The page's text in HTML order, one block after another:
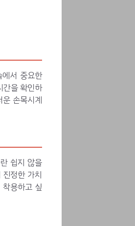
서 중요한
간을 확인하
손목시계
쉽지 않을
정한 가치
용하고 싶